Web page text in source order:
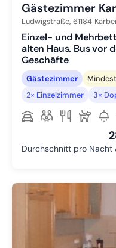
Gästezimmer
Ludwigstraße, 61184
Einzel- und
alten Haus. Bus vor
Geschäfte
Gästezimmer
2× Einzelzimmer
3×
Durchschnitt pro Nacht